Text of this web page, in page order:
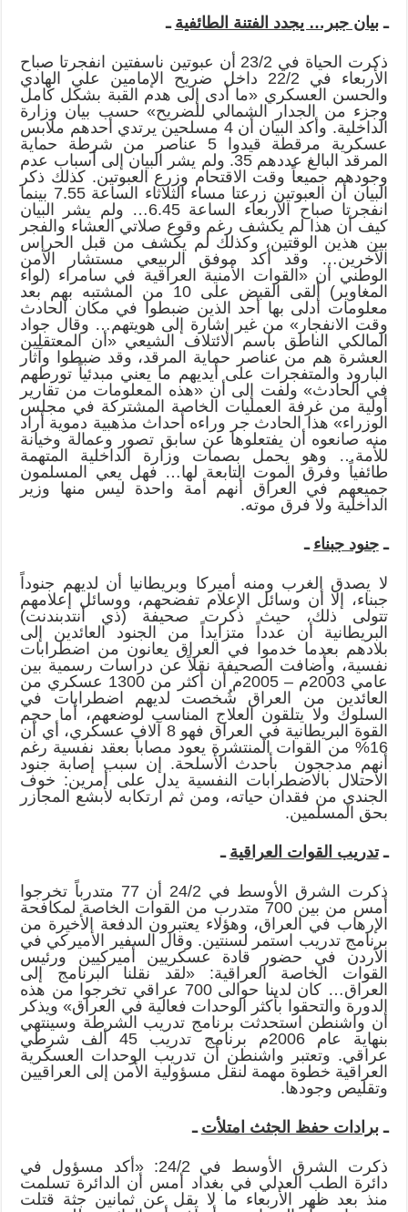
ـبيان جبر… يجدد الفتنة الطائفية ـ
ذكرت الحياة في 23/2 أن عبوتين ناسفتين انفجرتا صباح
الأربعاء في 22/2 داخل ضريح الإمامين علي الهادي
والحسن العسكري «ما أدى إلى هدم القبة بشكل كامل
وجزء من الجدار الشمالي للضريح» حسب بيان وزارة
الداخلية. وأكد البيان أن 4 مسلحين يرتدي أحدهم ملابس
عسكرية مرقطة قيدوا 5 عناصر من شرطة حماية
المرقد البالغ عددهم 35. ولم يشر البيان إلى أسباب عدم
وجودهم جميعاً وقت الاقتحام وزرع العبوتين. كذلك ذكر
البيان أن العبوتين زرعتا مساء الثلاثاء الساعة 7.55 بينما
انفجرتا صباح الأربعاء الساعة 6.45… ولم يشر البيان
كيف أن هذا لم يكشف رغم وقوع صلاتي العشاء والفجر
بين هذين الوقتين، وكذلك لم يكشف من قبل الحراس
الآخرين… وقد أكد موفق الربيعي مستشار الأمن
الوطني أن «القوات الأمنية العراقية في سامراء (لواء
المغاوير) ألقى القبض على 10 من المشتبه بهم بعد
معلومات أدلى بها أحد الذين ضبطوا في مكان الحادث
وقت الانفجار» من غير إشارة إلى هويتهم… وقال جواد
المالكي الناطق باسم الائتلاف الشيعي «أن المعتقلين
العشرة هم من عناصر حماية المرقد، وقد ضبطوا وآثار
البارود والمتفجرات على أيديهم ما يعني مبدئياً تورطهم
في الحادث» ولفت إلى أن «هذه المعلومات من تقارير
أولية من غرفة العمليات الخاصة المشتركة في مجلس
الوزراء» هذا الحادث جر وراءه أحداث مذهبية دموية أراد
منه صانعوه أن يفتعلوها عن سابق تصور وعمالة وخيانة
للأمة… وهو يحمل بصمات وزارة الداخلية المتهمة
طائفياً وفرق الموت التابعة لها… فهل يعي المسلمون
جميعهم في العراق أنهم أمة واحدة ليس منها وزير
الداخلية ولا فرق موته.
ـجنود جبناء ـ
لا يصدق الغرب ومنه أميركا وبريطانيا أن لديهم جنوداً
جبناء، إلا أن وسائل الإعلام تفضحهم، ووسائل إعلامهم
تتولى ذلك، حيث ذكرت صحيفة (ذي أنتدبندنت)
البريطانية أن عدداً متزايداً من الجنود العائدين إلى
بلادهم بعدما خدموا في العراق يعانون من اضطرابات
نفسية، وأضافت الصحيفة نقلاً عن دراسات رسمية بين
عامي 2003م – 2005م أن أكثر من 1300 عسكري من
العائدين من العراق شُخصت لديهم اضطرابات في
السلوك ولا يتلقون العلاج المناسب لوضعهم، أما حجم
القوة البريطانية في العراق فهو 8 آلاف عسكري، أي أن
16% من القوات المنتشرة يعود مصاباً بعقد نفسية رغم
أنهم مدججون بأحدث الأسلحة. إن سبب إصابة جنود
الاحتلال بالاضطرابات النفسية يدل على أمرين: خوف
الجندي من فقدان حياته، ومن ثم ارتكابه لأبشع المجازر
بحق المسلمين.
ـتدريب القوات العراقية ـ
ذكرت الشرق الأوسط في 24/2 أن 77 متدرباً تخرجوا
أمس من بين 700 متدرب من القوات الخاصة لمكافحة
الإرهاب في العراق، وهؤلاء يعتبرون الدفعة الأخيرة من
برنامج تدريب استمر لسنتين. وقال السفير الأميركي في
الأردن في حضور قادة عسكريين أميركيين ورئيس
القوات الخاصة العراقية: «لقد نقلنا البرنامج إلى
العراق… كان لدينا حوالى 700 عراقي تخرجوا من هذه
الدورة والتحقوا بأكثر الوحدات فعالية في العراق» ويذكر
أن واشنطن استحدثت برنامج تدريب الشرطة وسينتهي
بنهاية عام 2006م برنامج تدريب 45 ألف شرطي
عراقي. وتعتبر واشنطن أن تدريب الوحدات العسكرية
العراقية خطوة مهمة لنقل مسؤولية الأمن إلى العراقيين
وتقليص وجودها.
ـبرادات حفظ الجثث امتلأت ـ
ذكرت الشرق الأوسط في 24/2: «أكد مسؤول في
دائرة الطب العدلي في بغداد أمس أن الدائرة تسلمت
منذ بعد ظهر الأربعاء ما لا يقل عن ثمانين جثة قتلت